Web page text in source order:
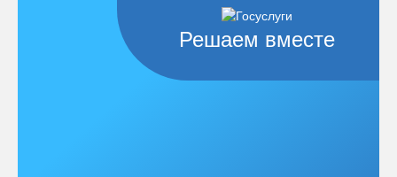
Решаем вместе